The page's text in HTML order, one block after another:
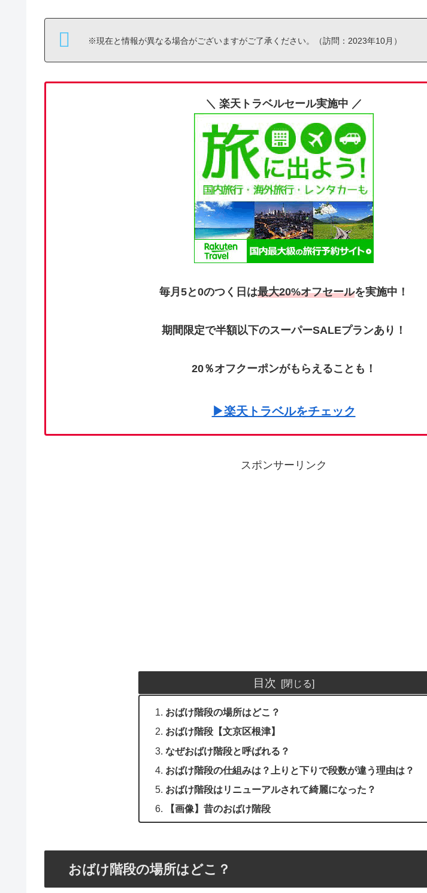
※現在と情報が異なる場合がございますがご了承ください。（訪問：2023年10月）
＼ 楽天トラベルセール実施中 ／
毎月5と0のつく日は最大20%オフセールを実施中！
期間限定で半額以下のスーパーSALEプランあり！
20％オフクーポンがもらえることも！
▶楽天トラベルをチェック
スポンサーリンク
目次
おばけ階段の場所はどこ？
おばけ階段【文京区根津】
なぜおばけ階段と呼ばれる？
おばけ階段の仕組みは？上りと下りで段数が違う理由は？
おばけ階段はリニューアルされて綺麗になった？
【画像】昔のおばけ階段
おばけ階段の場所はどこ？